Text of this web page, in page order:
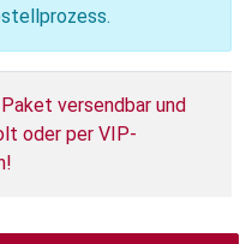
versendbar und
oder per VIP-